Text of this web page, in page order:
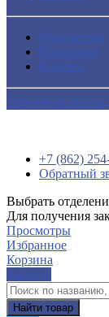
Просмотры
Избранное
Корзина
Обратный звонок
+7 (862)
Обратный
Выбрать
Для получения
Просмотры
Избранное
Корзина
Каталог
Найти товар